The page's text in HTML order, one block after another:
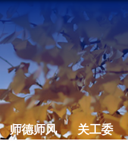
师德师风 关工委